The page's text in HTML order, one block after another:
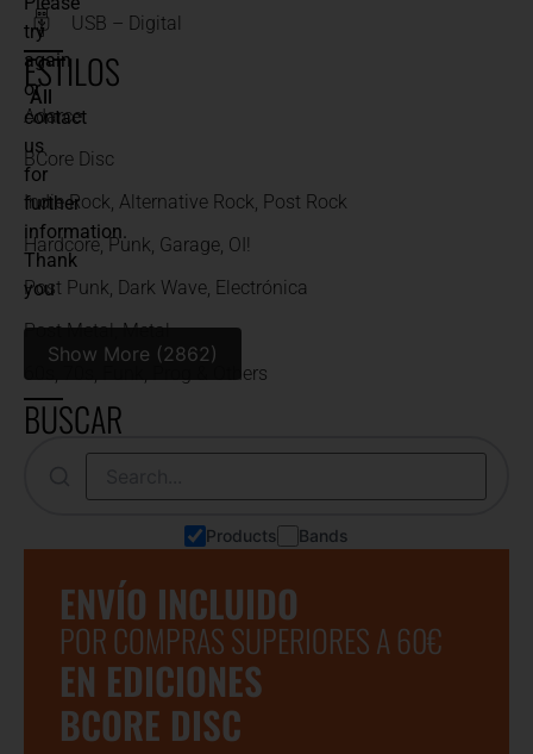
USB – Digital
ESTILOS
All
Adarce
BCore Disc
Indie Rock, Alternative Rock, Post Rock
Hardcore, Punk, Garage, OI!
Post Punk, Dark Wave, Electrónica
Post Metal, Metal
60s, 70s, Funk, Prog & Others
BUSCAR
Products Bands
ENVÍO INCLUIDO
POR COMPRAS SUPERIORES A 60€
EN EDICIONES
BCORE DISC
try
again
or
contact
us
for
further
information.
Thank
you
Show More (2862)